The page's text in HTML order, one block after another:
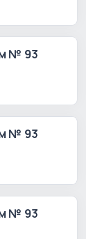
№ 93
№ 93
№ 93